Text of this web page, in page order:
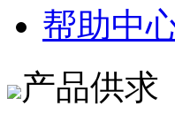
帮助中
产品供求